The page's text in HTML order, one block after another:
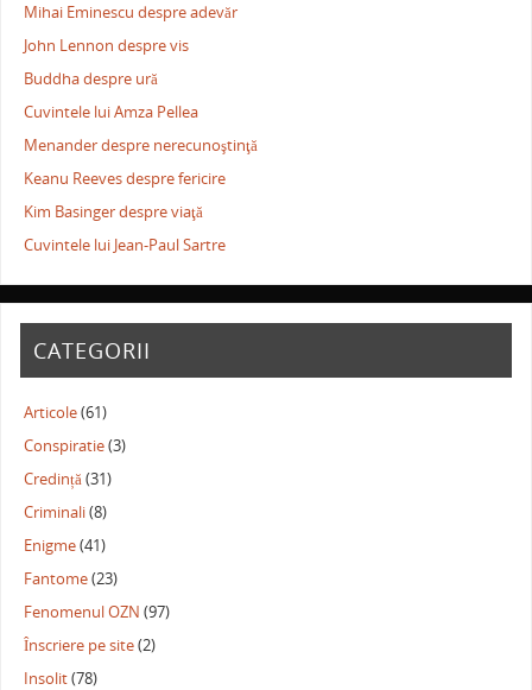
Mihai Eminescu despre adevăr
John Lennon despre vis
Buddha despre ură
Cuvintele lui Amza Pellea
Menander despre nerecunoştinţă
Keanu Reeves despre fericire
Kim Basinger despre viaţă
Cuvintele lui Jean-Paul Sartre
CATEGORII
Articole(61)
Conspiratie(3)
Credință(31)
Criminali(8)
Enigme(41)
Fantome(23)
Fenomenul OZN (97)
Înscriere pe site(2)
Insolit(78)